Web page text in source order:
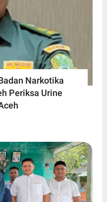
Narkotika
Periksa Urine